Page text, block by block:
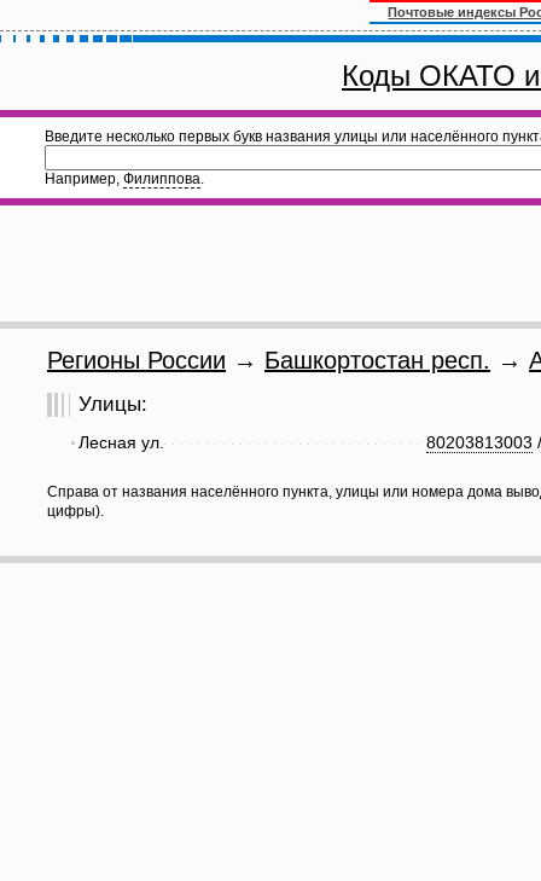
Почтовые индексы
Коды ОКАТО
Введите несколько первых букв названия улицы или населённого
Например, Филиппова.
Регионы России → Башкортостан респ. →
Улицы:
80203813003
Лесная ул.
Справа от названия населённого пункта, улицы или номера дома
цифры).